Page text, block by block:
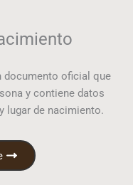
documento oficial que
y contiene datos
lugar de nacimiento.